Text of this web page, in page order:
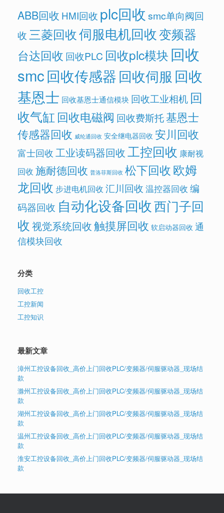
ABB回收 HMI回收 plc回收 smc单向阀回
收三菱回收伺服电机回收变频器
台达回收 回收PLC 回收plc模块 回收
smc回收传感器回收伺服 回收
基恩士 回收基恩士通信模块 回收工业相机 回
收气缸 回收电磁阀 回收费斯托基恩士
传感器回收 威纶通回收 安全继电器回收 安川回收
富士回收工业读码器回收工控回收 康耐视
回收 施耐德回收 普洛菲斯回收 松下回收欧姆
龙回收 步进电机回收 汇川回收 温控器回收 编
码器回收 自动化设备回收西门子回
收视觉系统回收触摸屏回收 软启动器回收 通
信模块回收
分类
回收工控
工控新闻
工控知识
最新文章
漳州工控设备回收_高价上门回收PLC/变频器/伺服驱动器_现场结
款
滁州工控设备回收_高价上门回收PLC/变频器/伺服驱动器_现场结
款
湖州工控设备回收_高价上门回收PLC/变频器/伺服驱动器_现场结
款
温州工控设备回收_高价上门回收PLC/变频器/伺服驱动器_现场结
款
淮安工控设备回收_高价上门回收PLC/变频器/伺服驱动器_现场结
款